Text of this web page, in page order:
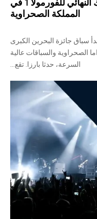
المملكة الصحراوية
سباق جائزة البحرين الكبرى
من الدراما الصحراوية والسباقات عالية
السرعة، حدثا بارزا. تقع...